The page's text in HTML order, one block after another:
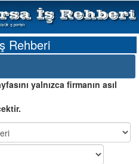
Rehberi
yalnızca firmanın asıl